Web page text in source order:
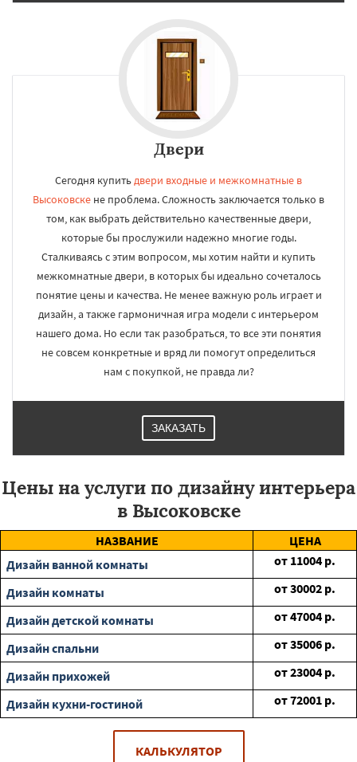
Двери
Сегодня купитьдвери входные и межкомнатные в
Высоковске не проблема. Сложность заключается только в
том, как выбрать действительно качественные двери,
которые бы прослужили надежно многие годы.
Сталкиваясь с этим вопросом, мы хотим найти и купить
межкомнатные двери, в которых бы идеально сочеталось
понятие цены и качества. Не менее важную роль играет и
дизайн, а также гармоничная игра модели с интерьером
нашего дома. Но если так разобраться, то все эти понятия
не совсем конкретные и вряд ли помогут определиться
нам с покупкой, не правда ли?
ЗАКАЗАТЬ
Цены на услуги по дизайну интерьера
в Высоковске
НАЗВАНИЕ
ЦЕНА
Дизайн ванной комнаты
от 11004 р.
Дизайн комнаты
от30002 р.
Дизайн детской комнаты
от47004 р.
Дизайн спальни
от35006 р.
Дизайн прихожей
от23004 р.
Дизайн кухни-гостиной
от72001 р.
КАЛЬКУЛЯТОР